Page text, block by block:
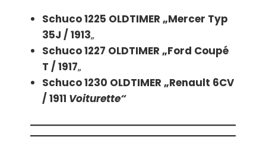
Schuco 1225 OLDTIMER „Mercer Typ
35J / 1913„
Schuco 1227 OLDTIMER „Ford Coupé
T / 1917„
Schuco 1230 OLDTIMER „Renault 6CV
/ 1911 Voiturette“